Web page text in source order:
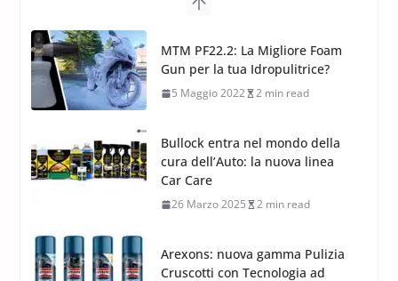
MAK 2019 – 2020
16 Settembre 2019 1 min read
MTM PF22.2: La Migliore Foam
Gun per la tua Idropulitrice?
5 Maggio 2022 2 min read
Bullock entra nel mondo della
cura dell’Auto: la nuova linea
Car Care
26 Marzo 2025 2 min read
Arexons: nuova gamma Pulizia
Cruscotti con Tecnologia ad